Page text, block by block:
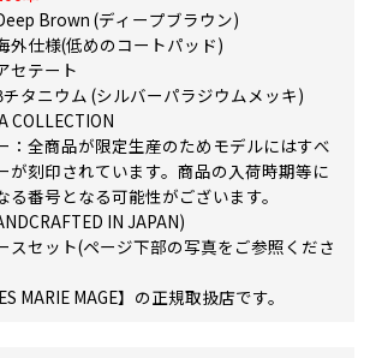
Brown (ディープブラウン)
仕様(低めのコートパッド)
セテート
タニウム (シルバーパラジウムメッキ)
COLLECTION
全商品が限定生産のためモデルにはすべ
が刻印されています。商品の入荷時期等に
る番号となる可能性がございます。
IN JAPAN)
セット(ページ下部の写真をご参照くださ
MARIE MAGE】の正規取扱店です。